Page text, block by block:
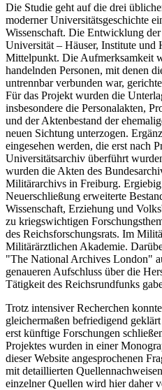
Die Studie geht auf die drei
moderner Universitätsgeschichte
Wissenschaft. Die Entwicklung
Universität – Häuser, Institute und
Mittelpunkt. Die Aufmerksamkeit
handelnden Personen, mit denen
untrennbar verbunden war,
Für das Projekt wurden die
insbesondere die Personalakten,
und der Aktenbestand der
neuen Sichtung unterzogen.
eingesehen werden, die erst nach
Universitätsarchiv überführt
wurden die Akten des
Militärarchivs in Freiburg.
Neuerschließung erweiterte
Wissenschaft, Erziehung und
zu kriegswichtigen
des Reichsforschungsrats. Im
Militärärztlichen Akademie.
"The National Archives London"
genaueren Aufschluss über die
Tätigkeit des Reichsrundfunks
Trotz intensiver Recherchen
gleichermaßen befriedigend
erst künftige Forschungen
Projektes wurden in einer
dieser Website angesprochenen
mit detaillierten
einzelner Quellen wird hier daher